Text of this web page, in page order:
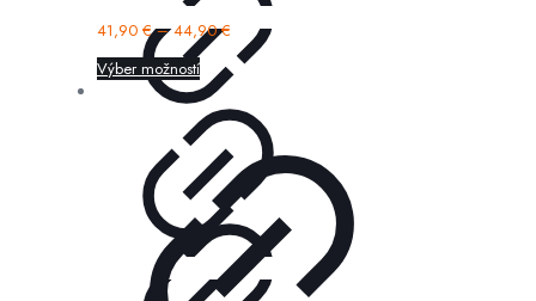
41,90 €–44,90€
Výber možností